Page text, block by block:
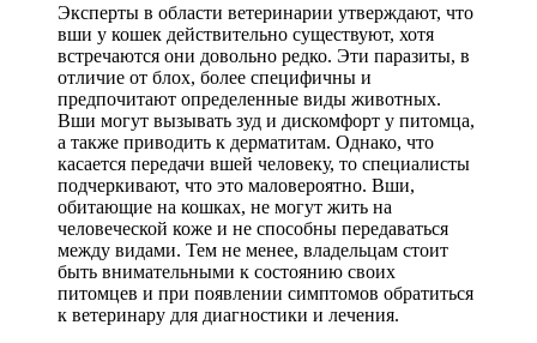
Эксперты в области ветеринарии утверждают, что
вши у кошек действительно существуют, хотя
встречаются они довольно редко. Эти паразиты, в
отличие от блох, более специфичны и
предпочитают определенные виды животных.
Вши могут вызывать зуд и дискомфорт у питомца,
а также приводить к дерматитам. Однако, что
касается передачи вшей человеку, то специалисты
подчеркивают, что это маловероятно. Вши,
обитающие на кошках, не могут жить на
человеческой коже и не способны передаваться
между видами. Тем не менее, владельцам стоит
быть внимательными к состоянию своих
питомцев и при появлении симптомов обратиться
к ветеринару для диагностики и лечения.